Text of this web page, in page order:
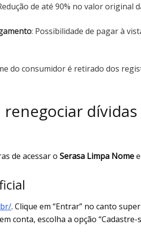
de até 90% no valor original
: Possibilidade de pagar à
do consumidor é retirado dos
renegociar dívidas
de acessar o Serasa Limpa Nome
. Clique em “Entrar” no canto
conta, escolha a opção “Cadastre-